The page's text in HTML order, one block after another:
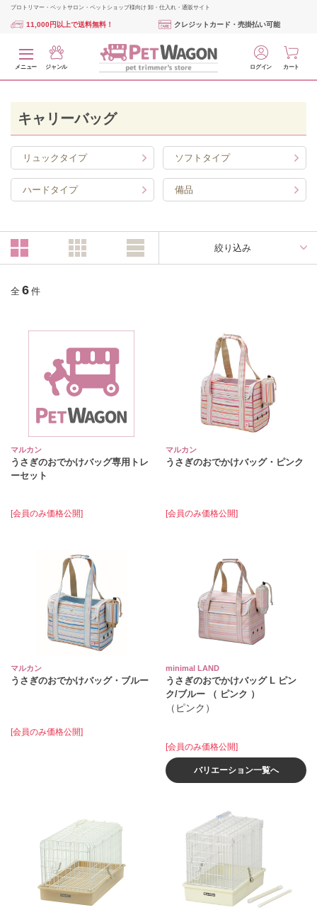
プロトリマー・ペットサロン・ペットショップ様向け 卸・仕入れ・通販サイト
11,000円以上で送料無料！ クレジットカード・売掛払い可能
メニュー ジャンル ログイン カート
キャリーバッグ
リュックタイプ ソフトタイプ
ハードタイプ 備品
絞り込み
全 6 件
マルカン
うさぎのおでかけバッグ専用トレ
ーセット
[会員のみ価格公開]
マルカン
うさぎのおでかけバッグ・ピンク
[会員のみ価格公開]
マルカン
うさぎのおでかけバッグ・ブルー
[会員のみ価格公開]
minimal LAND
うさぎのおでかけバッグ L ピン
ク/ブルー （ ピンク ）
（ピンク）
[会員のみ価格公開]
バリエーション一覧へ